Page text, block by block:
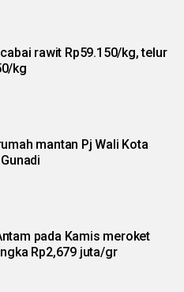
rawit Rp59.150/kg, telur
kg
mantan Pj Wali Kota
pada Kamis meroket
Rp2,679 juta/gr